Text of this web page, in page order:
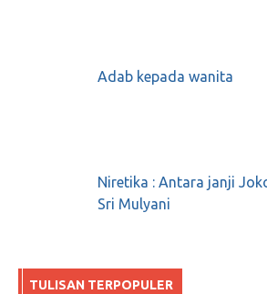
Adab kepada wanita
Niretika : Antara janji
Sri Mulyani
TULISAN TERPOPULER